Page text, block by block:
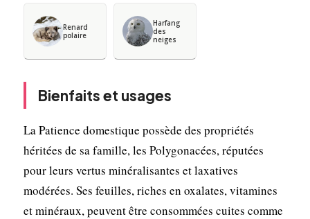
Renard
polaire
Harfang
des
neiges
Bienfaits et usages
La Patience domestique possède des propriétés
héritées de sa famille, les Polygonacées, réputées
pour leurs vertus minéralisantes et laxatives
modérées. Ses feuilles, riches en oxalates, vitamines
et minéraux, peuvent être consommées cuites comme